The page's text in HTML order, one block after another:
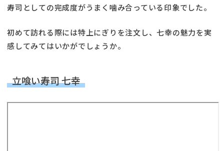
寿司としての完成度がうまく噛み合っている印象でした。
初めて訪れる際には特上にぎりを注文し、七幸の魅力を実
感してみてはいかがでしょうか。
立喰い寿司 七幸